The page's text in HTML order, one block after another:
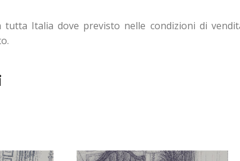
Italia dove previsto nelle condizioni di